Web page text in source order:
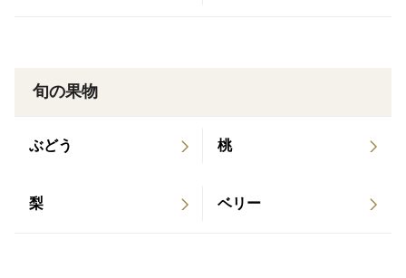
旬の果物
ぶどう 桃
梨 ベリー